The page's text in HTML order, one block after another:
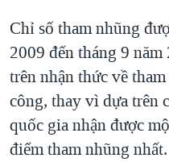
Chỉ số tham nhũng
2009 đến tháng 9
trên nhận thức về
công, thay vì dựa trên
quốc gia nhận được
điểm tham nhũng nhất.